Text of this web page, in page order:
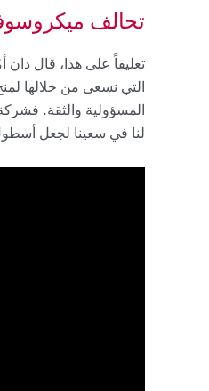
تحالف
تعليقاً على هذا، قال
التي نسعى من خلالها
المسؤولية والثقة.
لنا في سعينا لجعل أسطول